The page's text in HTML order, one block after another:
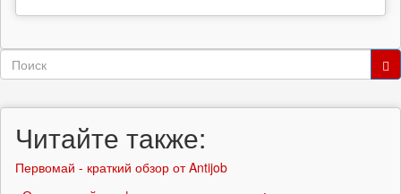
Форма
Читайте также:
Первомай - краткий обзор от Antijob